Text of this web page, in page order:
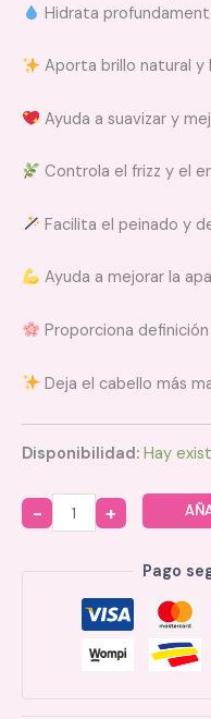
Hidrata
Aporta brillo natural y
Ayuda a suavizar y
Controla el frizz y el
Facilita el peinado y
Ayuda a mejorar la
Proporciona
Deja el cabello más
Disponibilidad: Hay
Quantity
Pago